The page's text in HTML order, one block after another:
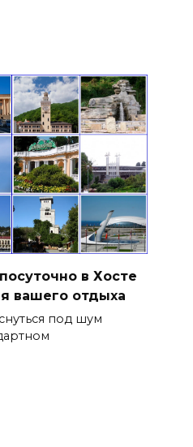
в Хосте
вашего отдыха
под шум